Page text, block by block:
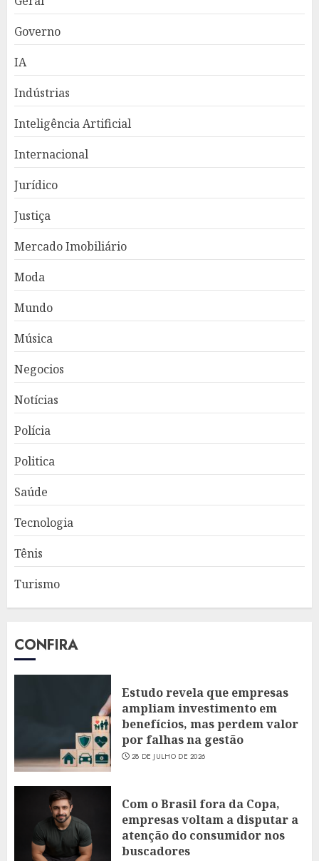
Governo
IA
Indústrias
Inteligência Artificial
Internacional
Jurídico
Justiça
Mercado Imobiliário
Moda
Mundo
Música
Negocios
Notícias
Polícia
Politica
Saúde
Tecnologia
Tênis
Turismo
CONFIRA
Estudo revela que empresas
ampliam investimento em
benefícios, mas perdem valor
por falhas na gestão
28 DE JULHO DE 2026
Com o Brasil fora da Copa,
empresas voltam a disputar a
atenção do consumidor nos
buscadores